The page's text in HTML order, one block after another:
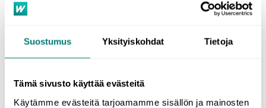
Suostumus Yksityiskohdat Tietoja
Tämä sivusto käyttää evästeitä
Käytämme evästeitä tarjoamamme sisällön ja mainosten
Opienglannin kielioppia
Kieliopin osaaminen auttaa sinua matkallasi
englannin kielen käyttäjäksi sekä suullisesti että kirjallisesti.